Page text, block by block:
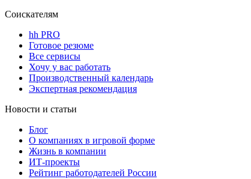
Соискателям
hh PRO
Готовое резюме
Все сервисы
Хочу у вас работать
Производственный календарь
Экспертная рекомендация
Новости и статьи
Блог
О компаниях в игровой форме
Жизнь в компании
ИТ-проекты
Рейтинг работодателей России